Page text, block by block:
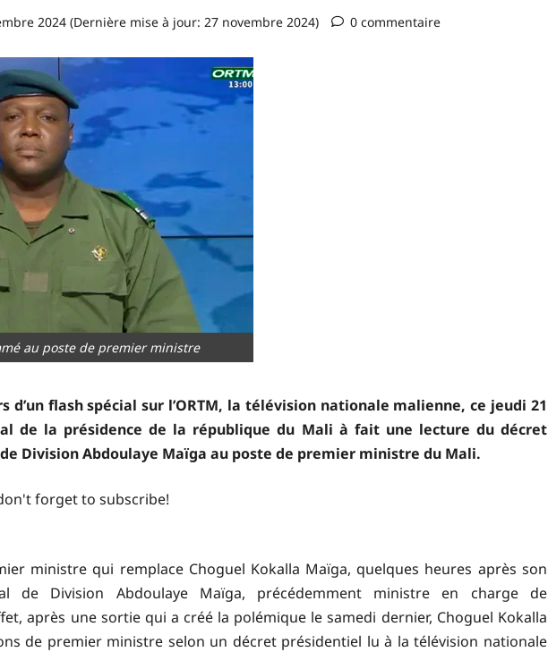
2024 (Dernière mise à jour: 27 novembre 2024) 0 commentaire
au poste de premier ministre
d’un flash spécial sur l’ORTM, la télévision nationale malienne, ce jeudi 21
de la présidence de la république du Mali à fait une lecture du décret
Division Abdoulaye Maïga au poste de premier ministre du Mali.
forget to subscribe!
ministre qui remplace Choguel Kokalla Maïga, quelques heures après son
de Division Abdoulaye Maïga, précédemment ministre en charge de
après une sortie qui a créé la polémique le samedi dernier, Choguel Kokalla
de premier ministre selon un décret présidentiel lu à la télévision nationale